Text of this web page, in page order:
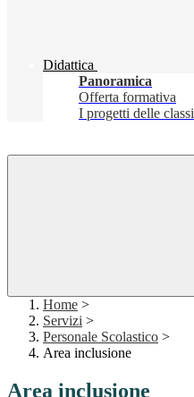
Didattica
Panoramica
Offerta formativa
I progetti delle classi
Home >
Servizi >
Personale Scolastico >
Area inclusione
Area inclusione